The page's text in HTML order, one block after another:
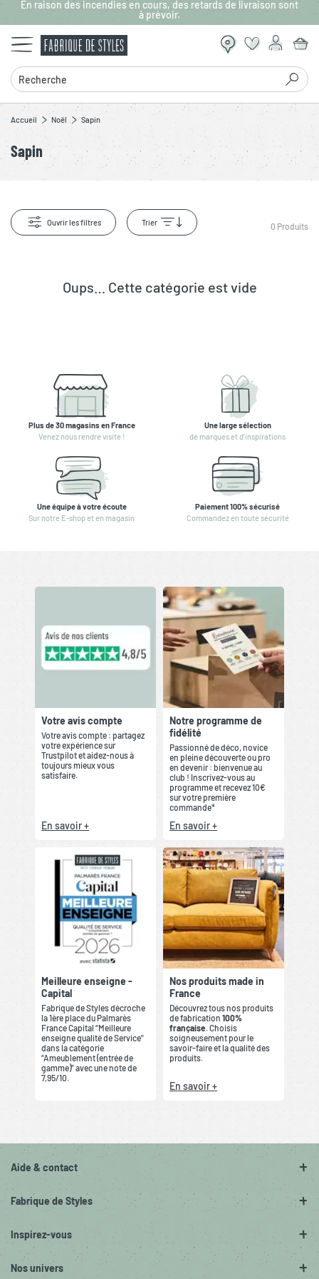
Aller au contenu principal
En raison des incendies en cours, des retards de livraison sont
à prévoir.
Recherche
Accueil Noël Sapin
Sapin
Ouvrir les filtres Trier 0 Produits
Oups… Cette catégorie est vide
Plus de 30 magasins en France
Venez nous rendre visite !
Une large sélection
de marques et d'inspirations
Une équipe à votre écoute
Sur notre E-shop et en magasin
Paiement 100% sécurisé
Commandez en toute sécurité
Votre avis compte
Votre avis compte : partagez
votre expérience sur
Trustpilot et aidez-nous à
toujours mieux vous
satisfaire.
En savoir +
Notre programme de
fidélité
Passionné de déco, novice
en pleine découverte ou pro
en devenir : bienvenue au
club ! Inscrivez-vous au
programme et recevez 10€
sur votre première
commande*
En savoir +
Meilleure enseigne -
Capital
Fabrique de Styles décroche
la 1ère place du Palmarès
France Capital “Meilleure
enseigne qualité de Service”
dans la catégorie
“Ameublement (entrée de
gamme)” avec une note de
7,95/10.
Nos produits made in
France
Découvrez tous nos produits
de fabrication 100%
française. Choisis
soigneusement pour le
savoir-faire et la qualité des
produits.
En savoir +
Aide & contact
Fabrique de Styles
Inspirez-vous
Nos univers